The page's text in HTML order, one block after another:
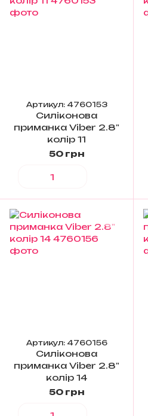
Артикул: 4760153
Силіконова
приманка Viber 2.8"
колір 11
50 грн
Артикул: 4760156
Силіконова
приманка Viber 2.8"
колір 14
50 грн